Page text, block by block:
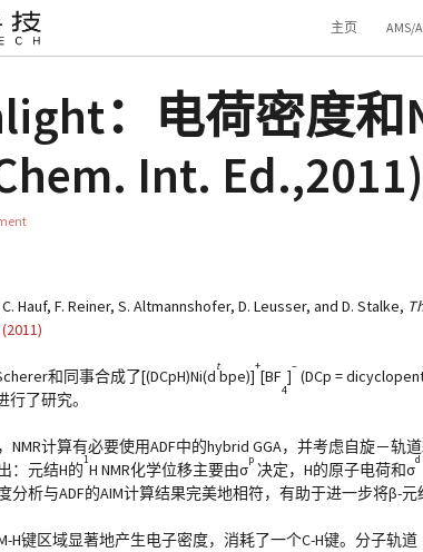
主页 AMS/
：电荷密度
Int. Ed.,2011)
Hauf, F. Reiner, S. Altmannshofer, D. Leusser, and D. Stalke,
和同事合成了[(DCpH)Ni(d
t
bpe)]
+
[BF
4
]
–
(DCp =
了研究。
计算有必要使用ADF中的hybrid GGA，并考虑自旋－轨
：元结H的
1
H NMR化学位移主要由σ
p
决定，H的原子电荷和σ
d
析与ADF的AIM计算结果完美地相符，有助于进一步将β-元
H键区域显著地产生电子密度，消耗了一个C-H键。分子轨